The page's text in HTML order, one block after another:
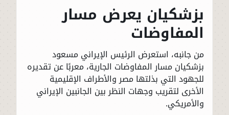
بزشكيان يعرض مسار
المفاوضات
من جانبه، استعرض الرئيس الإيراني مسعود
بزشكيان مسار المفاوضات الجارية، معربًا عن تقديره
للجهود التي بذلتها مصر والأطراف الإقليمية
الأخرى لتقريب وجهات النظر بين الجانبين الإيراني
والأمريكي.